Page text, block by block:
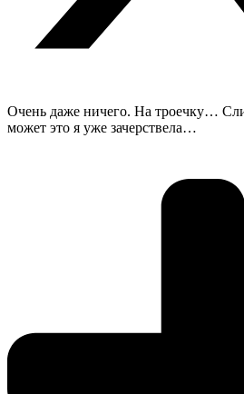
Очень даже ничего. На троечку…
может это я уже зачерствела…